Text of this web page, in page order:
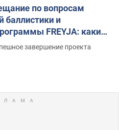
по вопросам
баллистики и
FREYJA: какие
завершение проекта